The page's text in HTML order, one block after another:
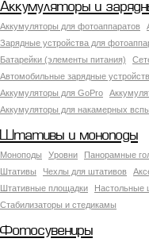
Аккумуляторы и
Аккумуляторы для фотоаппаратов
Зарядные устройства для
Батарейки (элементы питания)
Автомобильные зарядные
Аккумуляторы для GoPro
Аккумуляторы для накамерных
Штативы и моноподы
Моноподы Уровни Панорамные
Штативы
Чехлы для штативов
Штативные площадки
Настольные
Стабилизаторы и стедикамы
Фотосувениры